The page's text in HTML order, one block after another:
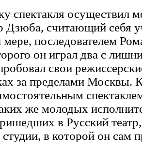
спектакля осуществил
Дзюба, считающий себя
мере, последователем
он играл два с
свои
за пределами Москвы.
же молодых
в Русский
студии, в которой он сам